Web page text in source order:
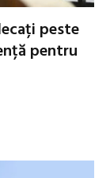
peste
pentru